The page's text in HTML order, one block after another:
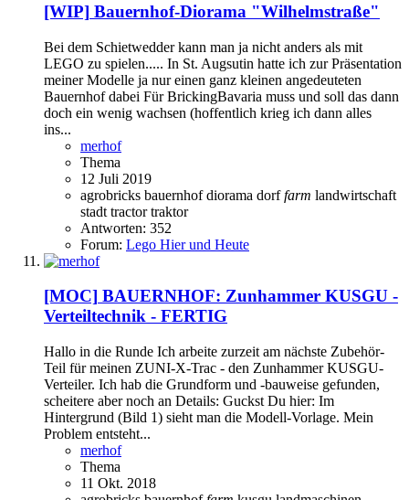
[WIP] Bauernhof-Diorama "Wilhelmstraße"
Bei dem Schietwedder kann man ja nicht anders als mit
LEGO zu spielen..... In St. Augsutin hatte ich zur Präsentation
meiner Modelle ja nur einen ganz kleinen angedeuteten
Bauernhof dabei Für BrickingBavaria muss und soll das dann
doch ein wenig wachsen (hoffentlich krieg ich dann alles
ins...
merhof
Thema
12 Juli 2019
agrobricks bauernhofdiorama dorffarm landwirtschaft
stadt tractortraktor
Antworten: 352
Forum: Lego Hier und Heute
[MOC] BAUERNHOF: Zunhammer KUSGU -
Verteiltechnik - FERTIG
Hallo in die Runde Ich arbeite zurzeit am nächste Zubehör-
Teil für meinen ZUNI-X-Trac - den Zunhammer KUSGU-
Verteiler. Ich hab die Grundform und -bauweise gefunden,
scheitere aber noch an Details: Guckst Du hier: Im
Hintergrund (Bild 1) sieht man die Modell-Vorlage. Mein
Problem entsteht...
merhof
Thema
11 Okt. 2018